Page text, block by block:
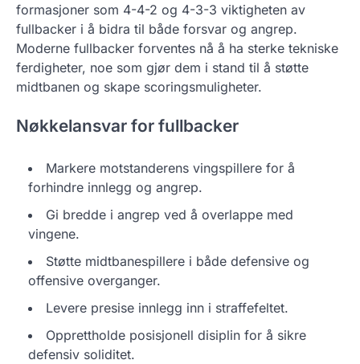
formasjoner som 4-4-2 og 4-3-3 viktigheten av
fullbacker i å bidra til både forsvar og angrep.
Moderne fullbacker forventes nå å ha sterke tekniske
ferdigheter, noe som gjør dem i stand til å støtte
midtbanen og skape scoringsmuligheter.
Nøkkelansvar for fullbacker
Markere motstanderens vingspillere for å
forhindre innlegg og angrep.
Gi bredde i angrep ved å overlappe med
vingene.
Støtte midtbanespillere i både defensive og
offensive overganger.
Levere presise innlegg inn i straffefeltet.
Opprettholde posisjonell disiplin for å sikre
defensiv soliditet.